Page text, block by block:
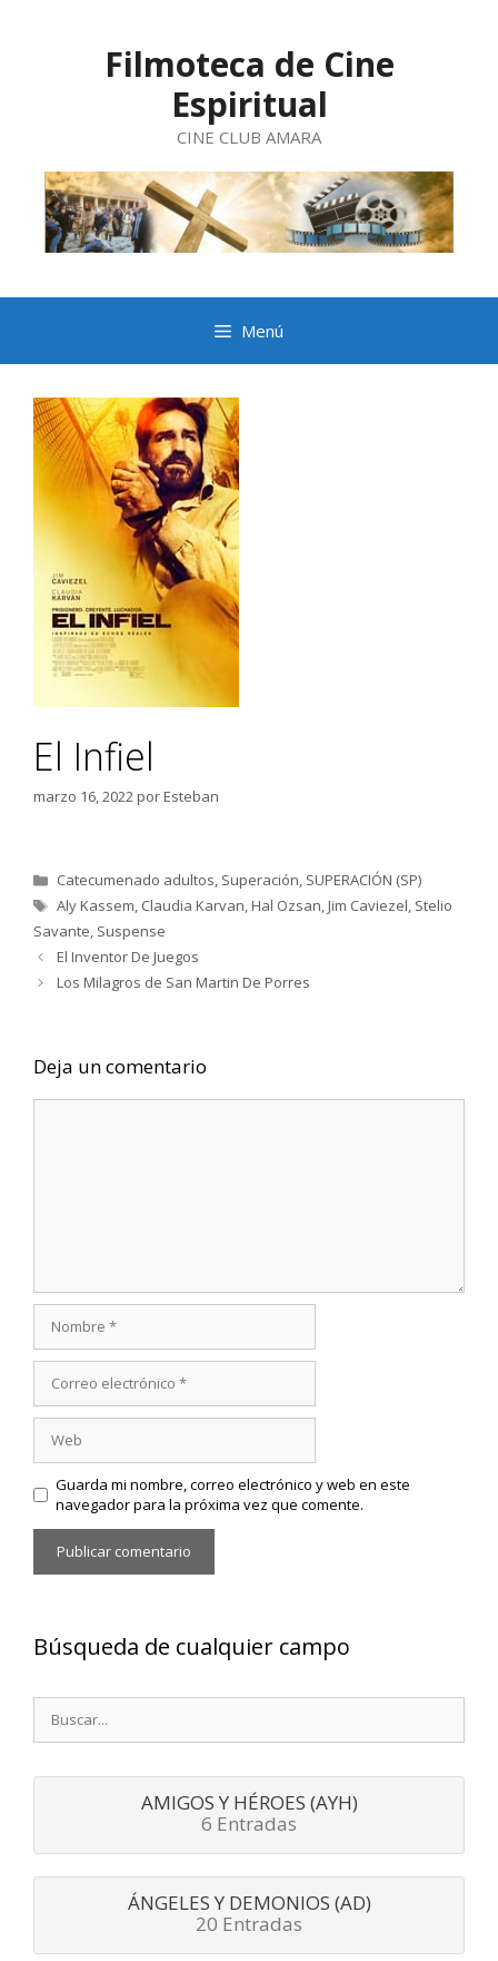
Filmoteca de Cine
Espiritual
CINE CLUB AMARA
Menú
El Infiel
marzo 16, 2022porEsteban
Categorías
Catecumenado adultos, Superación, SUPERACIÓN (SP)
Etiquetas
Aly Kassem, Claudia Karvan,Hal Ozsan,Jim Caviezel, Stelio
Savante, Suspense
El Inventor De Juegos
Los Milagros de San Martin De Porres
Deja un comentario
electrónico
Guarda mi nombre, correo electrónico y web en este
navegador para la próxima vez que comente.
Búsqueda de cualquier campo
Buscar:
AMIGOS Y HÉROES (AYH)
6 Entradas
ÁNGELES Y DEMONIOS (AD)
20 Entradas